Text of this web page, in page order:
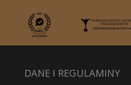
DANE I REGULAMINY